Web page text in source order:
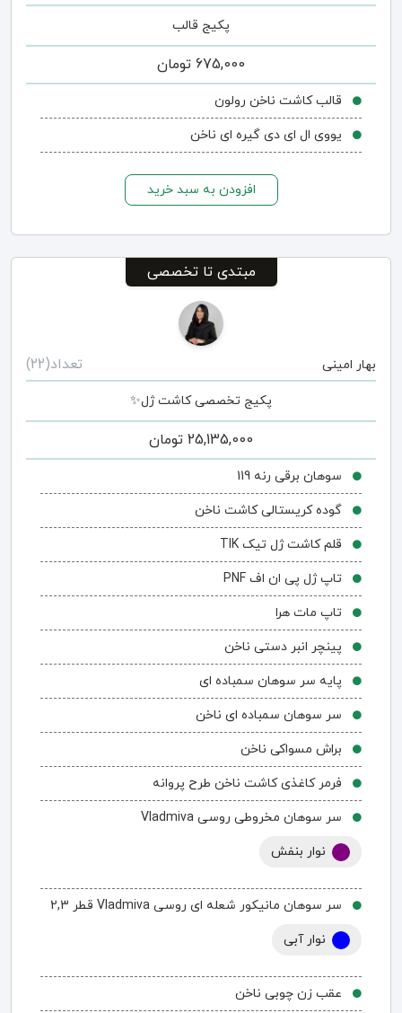
پکیج قالب
675,000 تومان
قالب کاشت ناخن رولون
یووی ال ای دی گیره ای ناخن
افزودن به سبد خرید
مبتدی تا تخصصی
بهار امینی تعداد(22)
پکیج تخصصی کاشت ژل✨
25,135,000 تومان
سوهان برقی رنه 119
گوده کریستالی کاشت ناخن
قلم کاشت ژل تیک TIK
تاپ ژل پی ان اف PNF
تاپ مات هرا
پینچر انبر دستی ناخن
پایه سر سوهان سمباده ای
سر سوهان سمباده ای ناخن
براش مسواکی ناخن
فرمر کاغذی کاشت ناخن طرح پروانه
سر سوهان مخروطی روسی Vladmiva
نوار بنفش
سر سوهان مانیکور شعله ای روسی Vladmiva قطر 2,3
نوار آبی
عقب زن چوبی ناخن